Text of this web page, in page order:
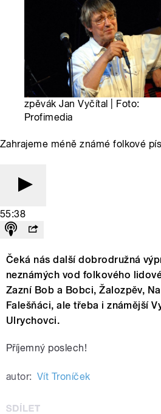
zpěvák Jan Vyčítal | Foto:
Profimedia
Zahrajeme méně známé folkové
55:38
Čeká nás další dobrodružná
neznámých vod folkového
Zazní Bob a Bobci, Žalozpěv,
Falešňáci, ale třeba i známější
Ulrychovci.
Příjemný poslech!
autor: Vít Troníček